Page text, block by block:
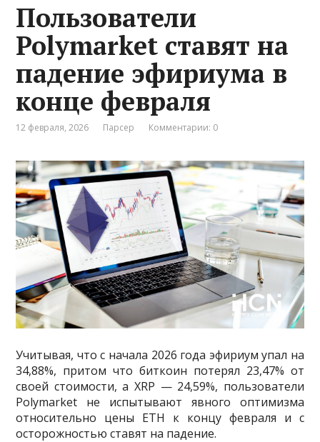
Пользователи
Polymarket ставят на
падение эфириума в
конце февраля
12 февраля, 2026 Парсер Комментарии: 0
Учитывая, что с начала 2026 года эфириум упал на
34,88%, притом что биткоин потерял 23,47% от
своей стоимости, а XRP — 24,59%, пользователи
Polymarket не испытывают явного оптимизма
относительно цены ETH к концу февраля и с
осторожностью ставят на падение.